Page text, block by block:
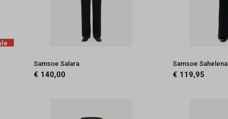
Samsoe Salara
€ 140,00
Samsoe Sahelena
€ 119,95